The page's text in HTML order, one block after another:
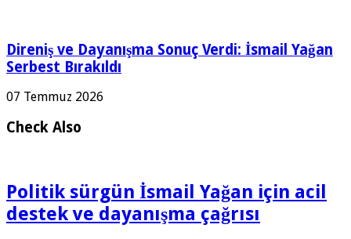
Direniş ve Dayanışma Sonuç Verdi: İsmail Yağan
Serbest Bırakıldı
07 Temmuz 2026
Check Also
Politik sürgün İsmail Yağan için acil
destek ve dayanışma çağrısı